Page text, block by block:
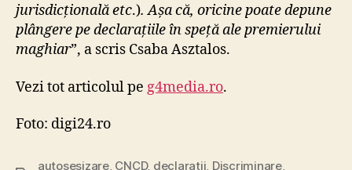
jurisdicțională etc.). Așa că, oricine poate depune
plângere pe declarațiile în speță ale premierului
maghiar”, a scris Csaba Asztalos.
Vezi tot articolul pe g4media.ro.
Foto: digi24.ro
autosesizare, CNCD, declarații, Discriminare,